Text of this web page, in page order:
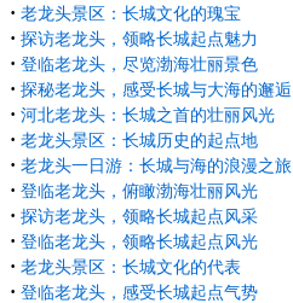
· 老龙头景区：长城文化的瑰宝
· 探访老龙头，领略长城起点魅力
· 登临老龙头，尽览渤海壮丽景色
· 探秘老龙头，感受长城与大海的邂逅
· 河北老龙头：长城之首的壮丽风光
· 老龙头景区：长城历史的起点地
· 老龙头一日游：长城与海的浪漫之旅
· 登临老龙头，俯瞰渤海壮丽风光
· 探访老龙头，领略长城起点风采
· 登临老龙头，领略长城起点风光
· 老龙头景区：长城文化的代表
· 登临老龙头，感受长城起点气势